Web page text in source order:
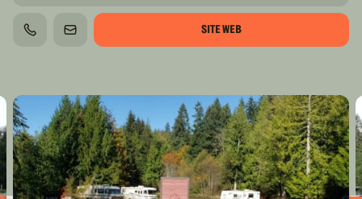
TÉLÉPHONECOURRIEL SITE WEB